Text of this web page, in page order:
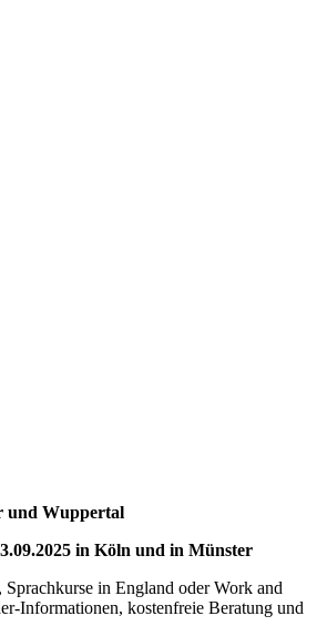
und Wuppertal
in Köln und in Münster
in England oder Work and
Informationen, kostenfreie Beratung und